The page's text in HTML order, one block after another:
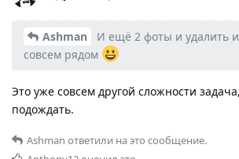
Ashman
И ещё 2 фоты и удалить
совсем рядом
Это уже совсем другой сложности
подождать.
Ashman ответили на это сообщение.